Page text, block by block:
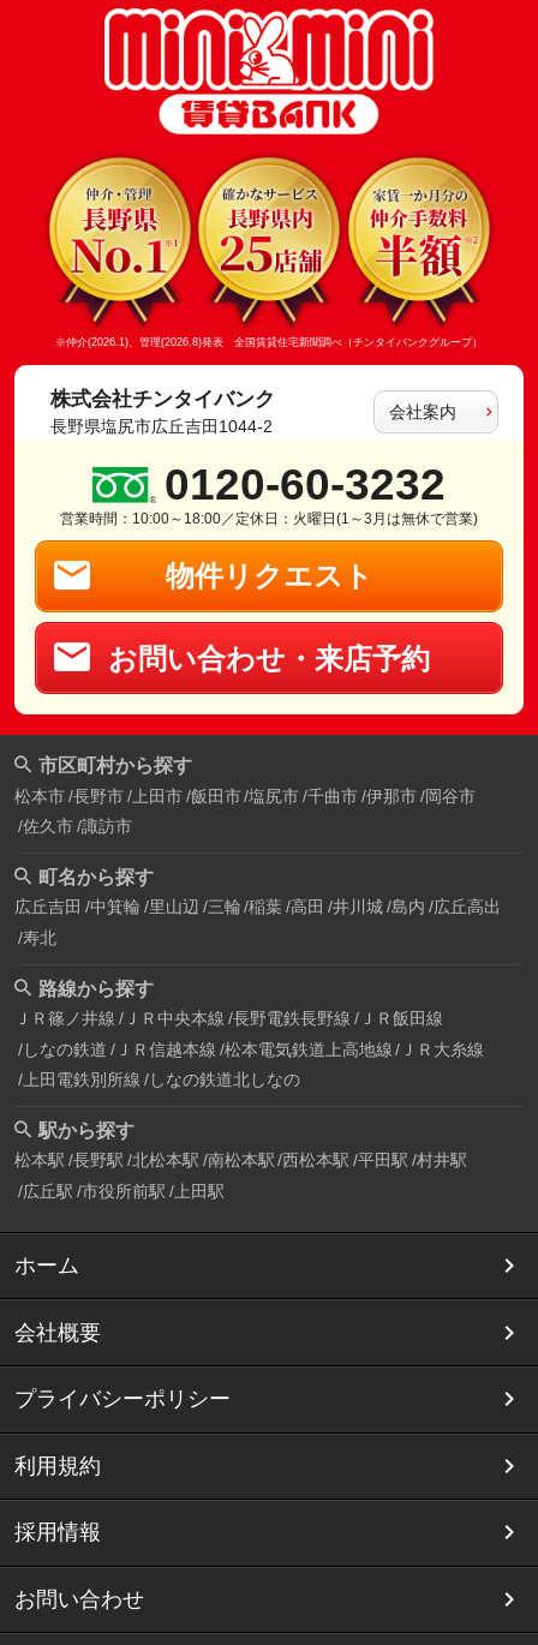
※仲介(2026.1)、管理(2026.8)発表 全国賃貸住宅新聞調べ（チンタイバンクグループ）
株式会社チンタイバンク
長野県塩尻市広丘吉田1044-2
会社案内
0120-60-3232
営業時間：10:00～18:00／定休日：火曜日(1～3月は無休で営業)
物件リクエスト
お問い合わせ・来店予約
市区町村から探す
松本市 長野市 上田市 飯田市 塩尻市 千曲市 伊那市 岡谷市
佐久市 諏訪市
町名から探す
広丘吉田 中箕輪 里山辺 三輪 稲葉 高田 井川城 島内 広丘高出
寿北
路線から探す
ＪＲ篠ノ井線 ＪＲ中央本線 長野電鉄長野線 ＪＲ飯田線
しなの鉄道 ＪＲ信越本線 松本電気鉄道上高地線
ＪＲ大糸線
上田電鉄別所線 しなの鉄道北しなの
駅から探す
松本駅 長野駅 北松本駅 南松本駅 西松本駅 平田駅 村井駅
広丘駅 市役所前駅 上田駅
ホーム
会社概要
プライバシーポリシー
利用規約
採用情報
お問い合わせ